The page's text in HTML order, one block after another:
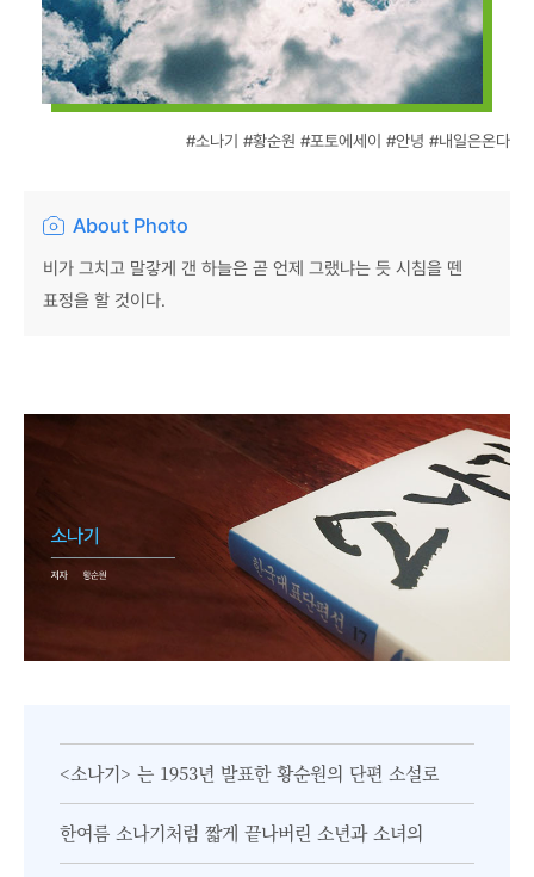
#소나기 #황순원 #포토에세이 #안녕 #내일은온다
About Photo
비가 그치고 말갛게 갠 하늘은 곧 언제 그랬냐는 듯 시침을 뗀
표정을 할 것이다.
<소나기> 는 1953년 발표한 황순원의 단편 소설로
한여름 소나기처럼 짧게 끝나버린 소년과 소녀의